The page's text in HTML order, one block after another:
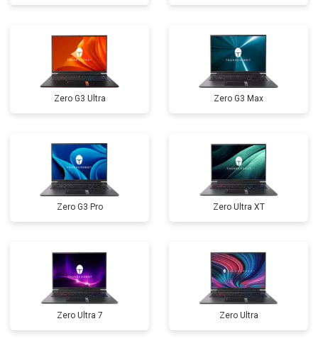
Замена оперативной памяти от 1100 ₽ Заказать
Прошивка BIOS от 1500 ₽ Заказать
Замена северного моста от 3500 ₽
Zero G3 Ultra Zero G3 Max
Zero G3 Pro Zero Ultra XT
Zero Ultra 7 Zero Ultra